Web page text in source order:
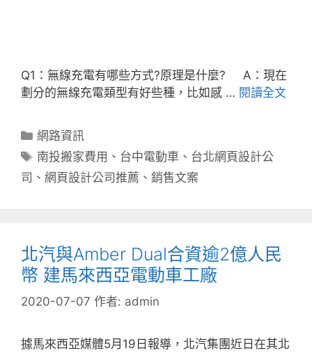
Q1：無線充電有哪些方式?原理是什麼? A：現在
劃分的無線充電類型有好些種，比如感 … 閱讀全文
分
類
網路資訊
標
籤
南投搬家費用 、 台中電動車 、 台北網頁設計公
司 、 網頁設計公司推薦 、 銷售文案
北汽與Amber Dual合資逾2億人民
幣 建馬來西亞電動車工廠
2020-07-07 作者: admin
據馬來西亞媒體5月19日報導，北汽集團近日在其北